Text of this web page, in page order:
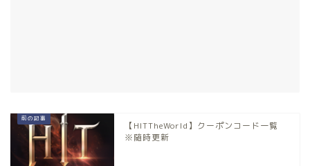
【HITTheWorld】クーポンコード一覧
※随時更新